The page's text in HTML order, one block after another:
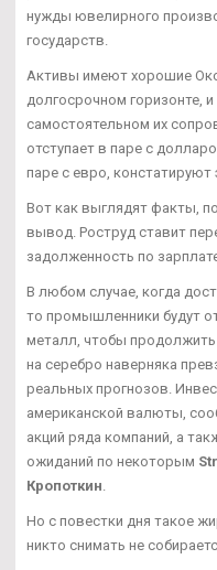
нужды ювелирного
государств.
Активы имеют хорошие
долгосрочном горизонте,
самостоятельном их
отступает в паре с
паре с евро, констатируют
Вот как выглядят факты,
вывод. Роструд ставит
задолженность по
В любом случае, когда
то промышленники будут
металл, чтобы
на серебро наверняка
реальных прогнозов.
американской валюты,
акций ряда компаний, а
ожиданий по некоторым
Кропоткин
Но с повестки дня такое
никто снимать не